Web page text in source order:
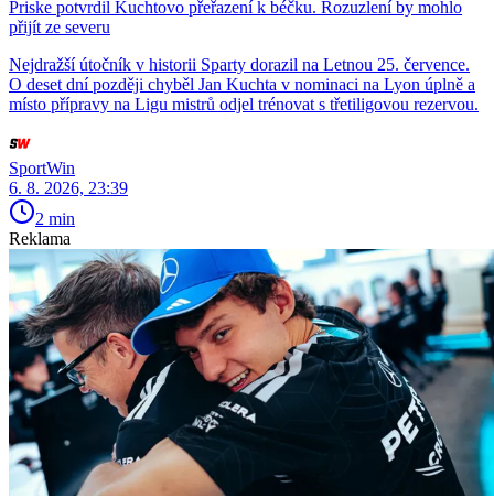
Priske potvrdil Kuchtovo přeřazení k béčku. Rozuzlení by mohlo
přijít ze severu
Nejdražší útočník v historii Sparty dorazil na Letnou 25. července.
O deset dní později chyběl Jan Kuchta v nominaci na Lyon úplně a
místo přípravy na Ligu mistrů odjel trénovat s třetiligovou rezervou.
SportWin
6. 8. 2026, 23:39
2 min
Reklama